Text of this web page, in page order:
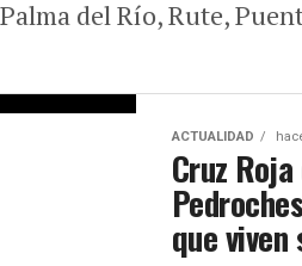
del Río, Rute,
ACTUALIDAD
Cruz
que viven